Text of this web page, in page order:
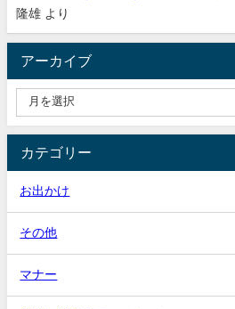
隆雄 より
アーカイブ
カテゴリー
お出かけ
その他
マナー